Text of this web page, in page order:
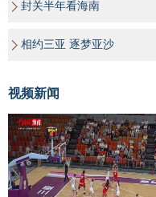
封关半年看海南
相约三亚 逐梦亚沙
视频新闻